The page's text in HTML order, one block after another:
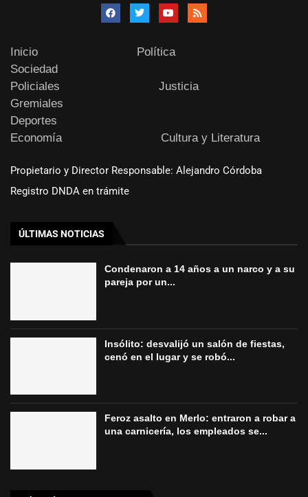
Inicio
Política
Sociedad
Policiales
Justicia
Gremiales
Deportes
Economía
Cultura y Literatura
Propietario y Director Responsable: Alejandro Córdoba
Registro DNDA en trámite
ÚLTIMAS NOTICIAS
Condenaron a 14 años a un narco y a su
pareja por un...
Insólito: desvalijó un salón de fiestas,
cenó en el lugar y se robó...
Feroz asalto en Merlo: entraron a robar a
una carnicería, los empleados se...